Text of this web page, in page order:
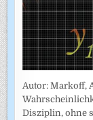
Autor: Markoff,
Disziplin, ohne